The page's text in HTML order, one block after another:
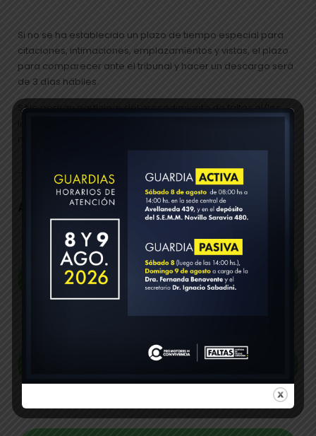
Si no se ha establecido un plazo de tiempo especial para
citaciones, intimaciones, emplazamientos y vistas, el plazo
para comparecer ante el tribunal y hacer un descargo será
de 3 días hábiles.
Sólo podrán participar del procedimiento de faltas el/los
Accesos directos a WhatsApp
Hola, podés escribirnos acá -
3516100527
Hola, podés escribirnos acá -